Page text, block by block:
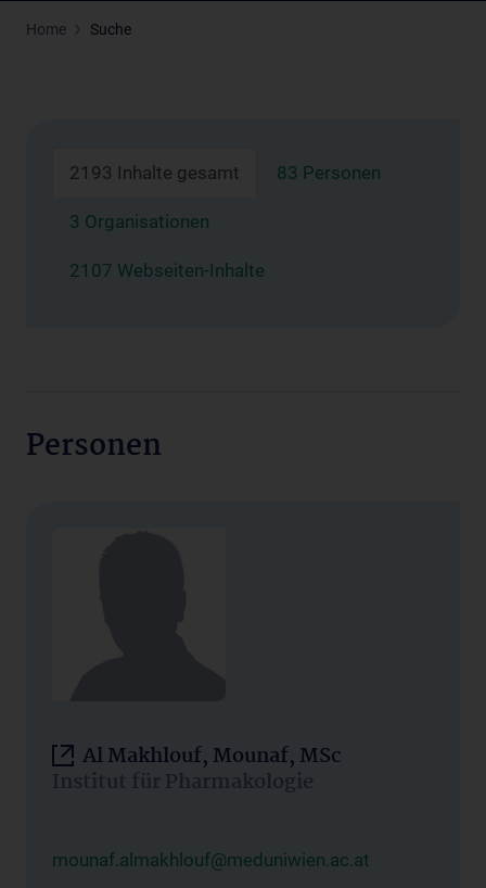
Home Suche
2193 Inhalte gesamt 83 Personen
3 Organisationen
2107 Webseiten-Inhalte
Personen
Al Makhlouf, Mounaf, MSc
Institut für Pharmakologie
mounaf.almakhlouf@meduniwien.ac.at